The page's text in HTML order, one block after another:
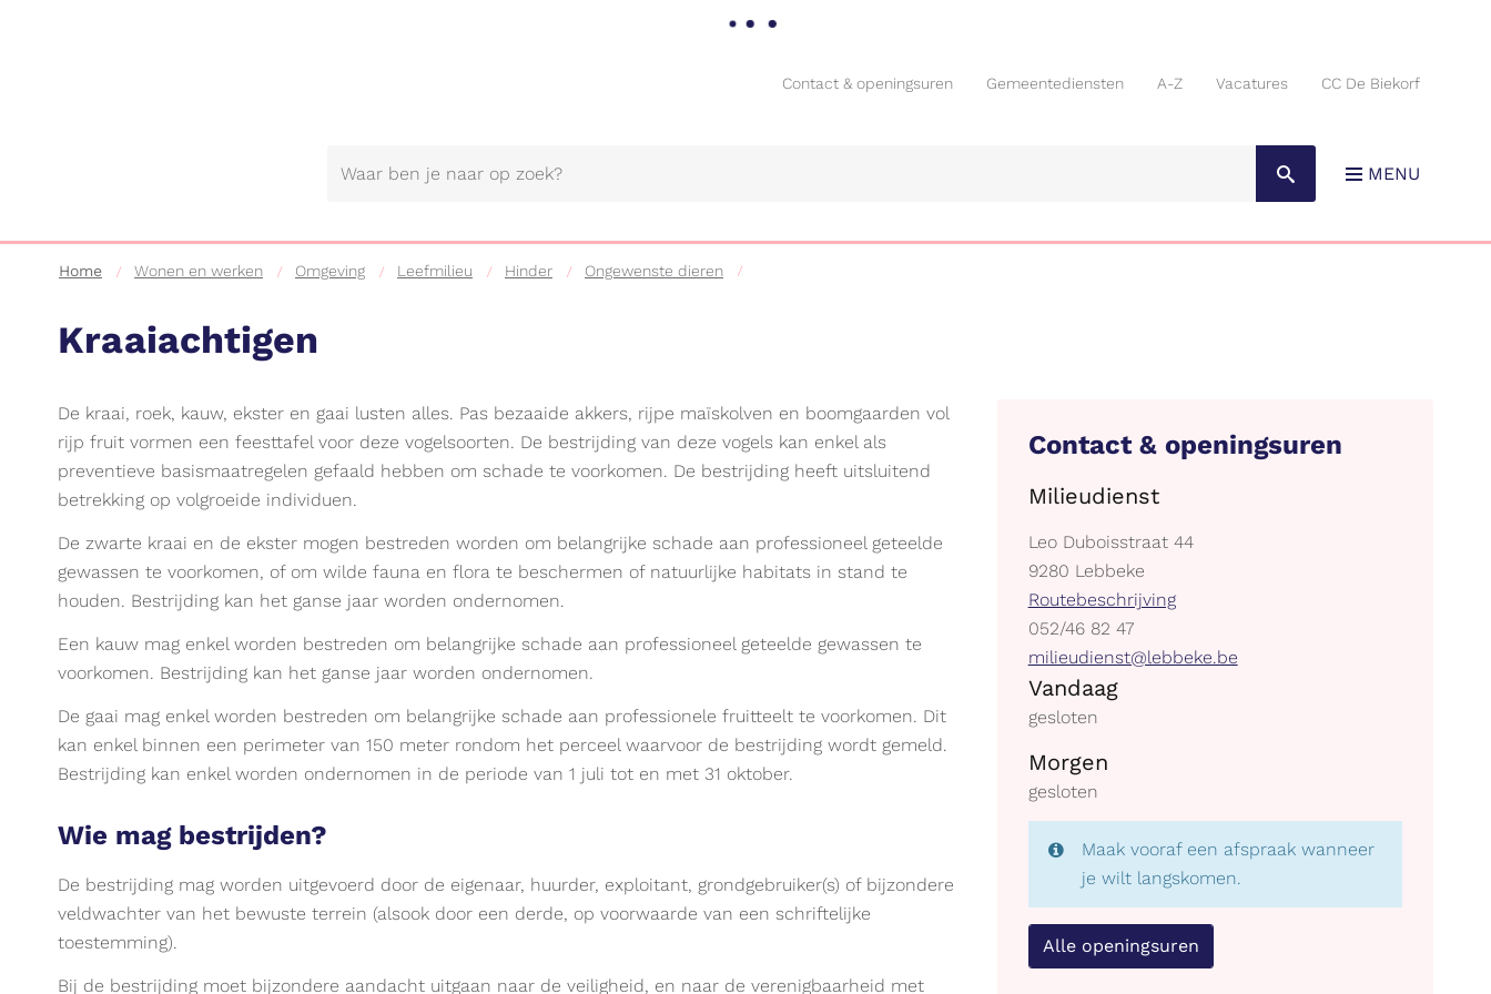
Naar
content
MENU
Contact & openingsuren Gemeentediensten A-Z Vacatures CC De Biekorf
Home Wonen en werken Omgeving Leefmilieu Hinder Ongewenste dieren
Kraaiachtigen
De kraai, roek, kauw, ekster en gaai lusten alles. Pas bezaaide akkers, rijpe maïskolven en boomgaarden vol
rijp fruit vormen een feesttafel voor deze vogelsoorten. De bestrijding van deze vogels kan enkel als
preventieve basismaatregelen gefaald hebben om schade te voorkomen. De bestrijding heeft uitsluitend
betrekking op volgroeide individuen.
De zwarte kraai en de ekster mogen bestreden worden om belangrijke schade aan professioneel geteelde
gewassen te voorkomen, of om wilde fauna en flora te beschermen of natuurlijke habitats in stand te
houden. Bestrijding kan het ganse jaar worden ondernomen.
Een kauw mag enkel worden bestreden om belangrijke schade aan professioneel geteelde gewassen te
voorkomen. Bestrijding kan het ganse jaar worden ondernomen.
De gaai mag enkel worden bestreden om belangrijke schade aan professionele fruitteelt te voorkomen. Dit
kan enkel binnen een perimeter van 150 meter rondom het perceel waarvoor de bestrijding wordt gemeld.
Bestrijding kan enkel worden ondernomen in de periode van 1 juli tot en met 31 oktober.
Wie mag bestrijden?
De bestrijding mag worden uitgevoerd door de eigenaar, huurder, exploitant, grondgebruiker(s) of bijzondere
veldwachter van het bewuste terrein (alsook door een derde, op voorwaarde van een schriftelijke
toestemming).
Bij de bestrijding moet bijzondere aandacht uitgaan naar de veiligheid, en naar de verenigbaarheid met
Contact & openingsuren
Milieudienst
Adres
Leo Duboisstraat 44
,
9280 Lebbeke
Stratenplan
Routebeschrijving
tel.
052/46 82 47
E-
mail
milieudienst@lebbeke.be
Openingsuren
Vandaag
gesloten
Morgen
gesloten
Maak vooraf een afspraak wanneer
je wilt langskomen.
Alle openingsuren